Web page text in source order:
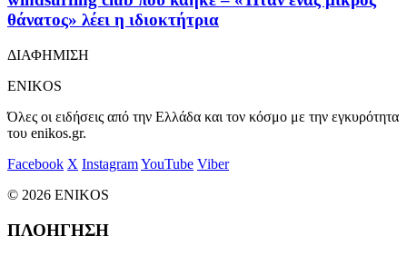
θάνατος» λέει η ιδιοκτήτρια
ΔΙΑΦΗΜΙΣΗ
ENIKOS
Όλες οι ειδήσεις από την Ελλάδα και τον κόσμο με την εγκυρότητα
του enikos.gr.
Facebook X InstagramYouTube Viber
© 2026 ENIKOS
ΠΛΟΗΓΗΣΗ